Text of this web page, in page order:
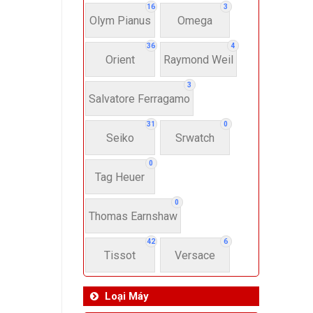
16
Olym Pianus
3
Omega
36
Orient
4
Raymond Weil
3
Salvatore Ferragamo
31
Seiko
0
Srwatch
0
Tag Heuer
0
Thomas Earnshaw
42
Tissot
6
Versace
Loại Máy